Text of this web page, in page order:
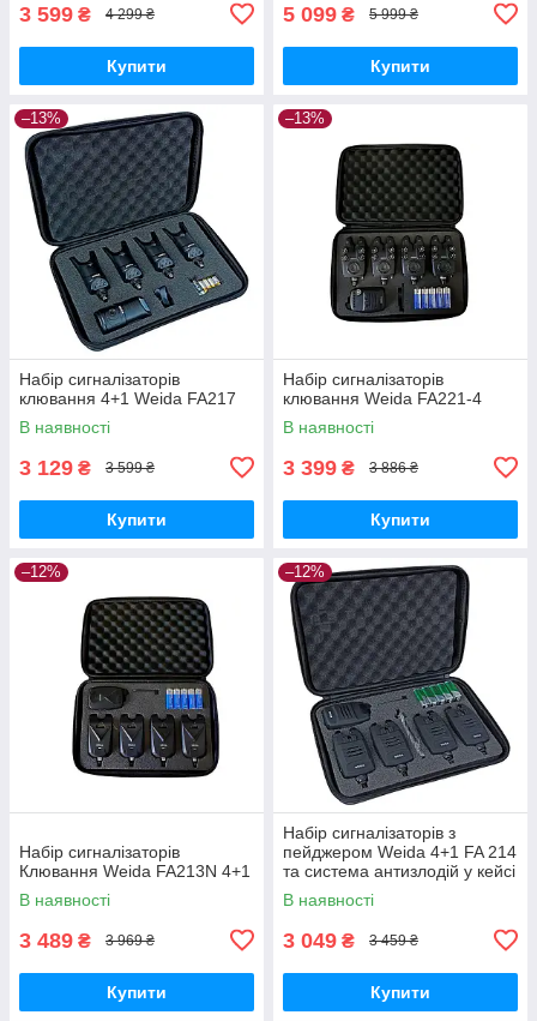
3 599 ₴ 4 299 ₴
Купити
5 099 ₴ 5 999 ₴
Купити
–13%
Набір сигналізаторів
клювання 4+1 Weida FA217
В наявності
3 129 ₴ 3 599 ₴
Купити
–13%
Набір сигналізаторів
клювання Weida FA221-4
В наявності
3 399 ₴ 3 886 ₴
Купити
–12%
Набір сигналізаторів
Клювання Weida FA213N 4+1
В наявності
3 489 ₴ 3 969 ₴
Купити
–12%
Набір сигналізаторів з
пейджером Weida 4+1 FA 214
та система антизлодій у кейсі
В наявності
3 049 ₴ 3 459 ₴
Купити